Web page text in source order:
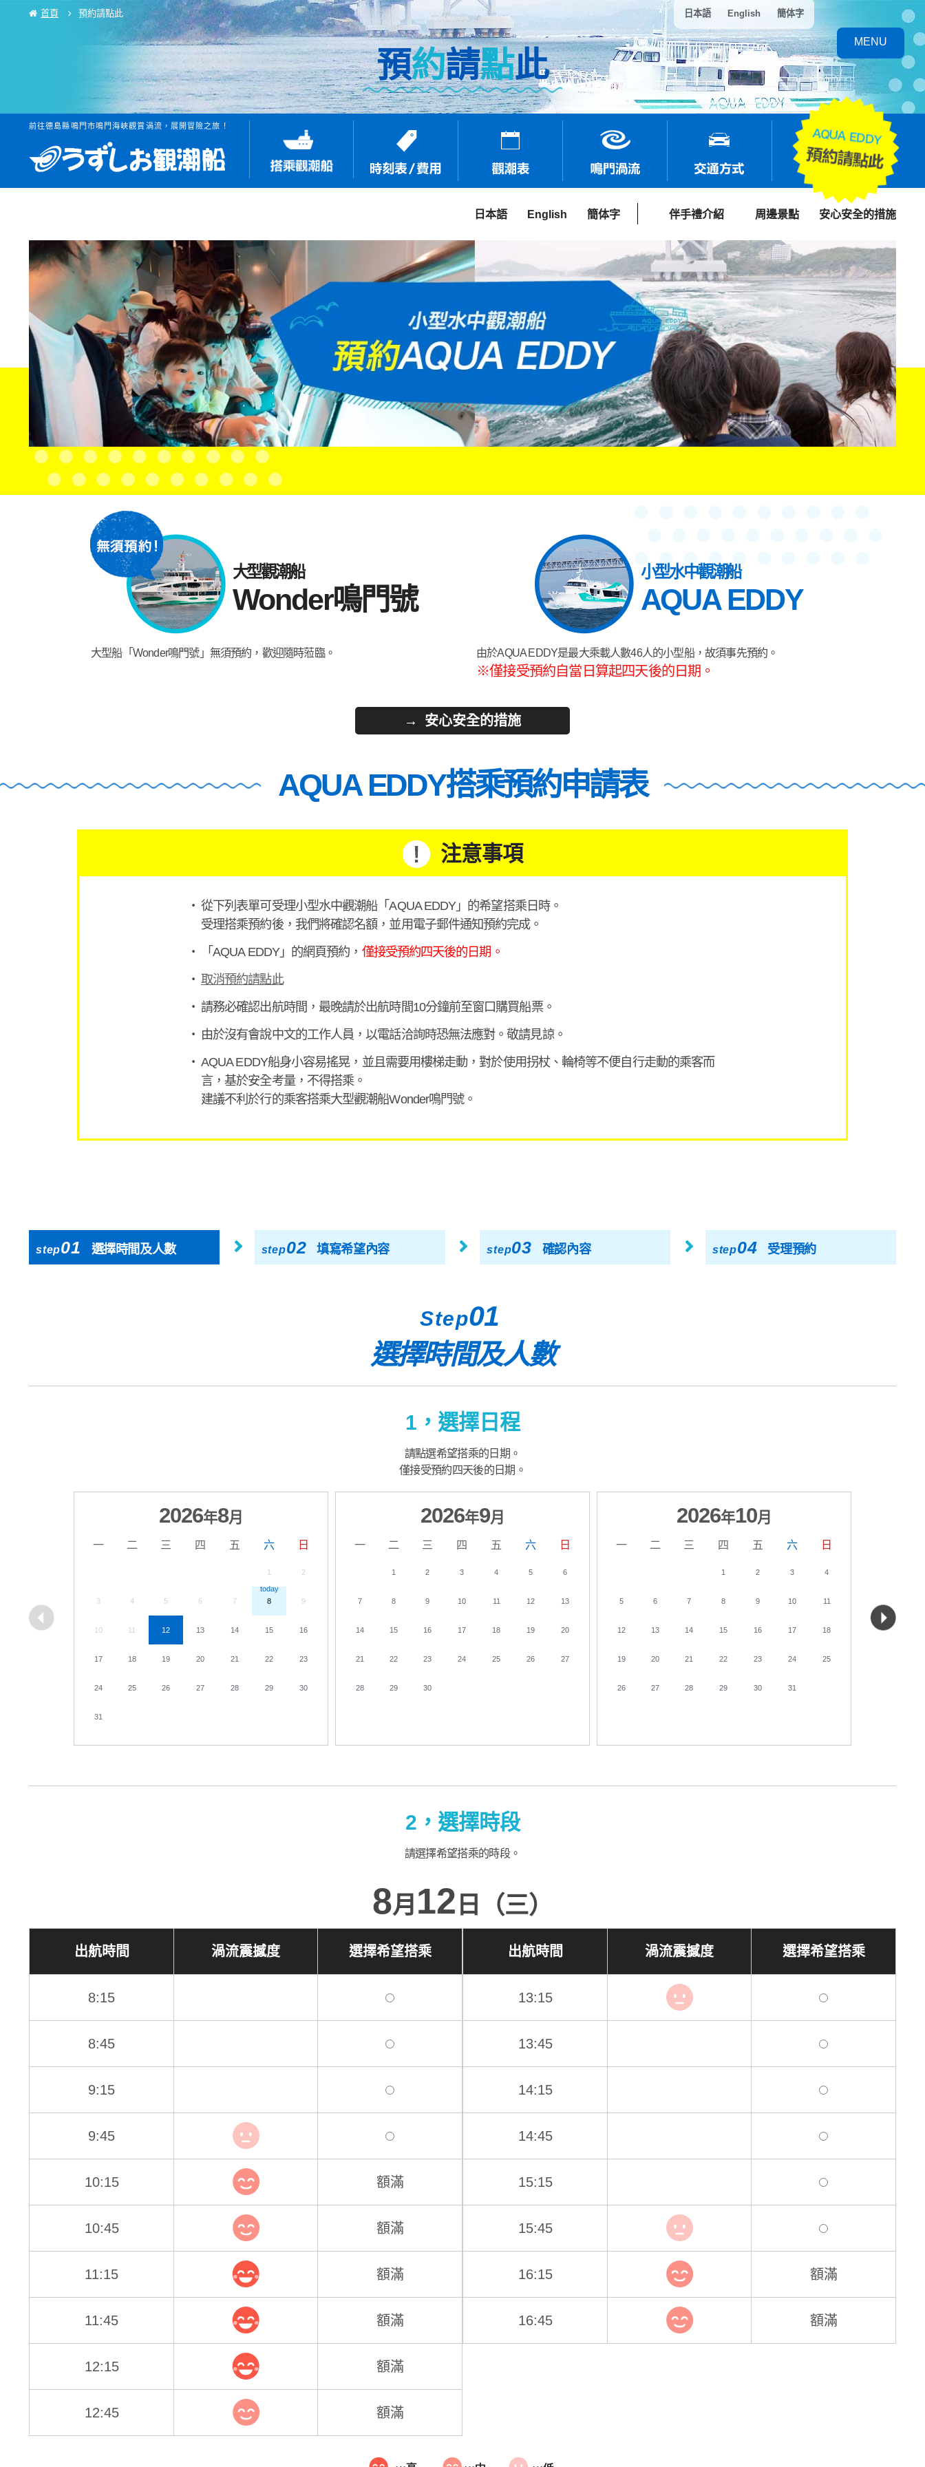
日本語 English 簡体字
前往德島縣鳴門市鳴門海峽觀賞渦流，展開冒險之旅！
日本語 English 簡体字 伴手禮介紹 周邊景點 安心安全的措施
MENU
首頁 預約請點此
預約請點此
大型觀潮船
Wonder鳴門號
大型船「Wonder鳴門號」無須預約，歡迎隨時蒞臨。
小型水中觀潮船
AQUA EDDY
由於AQUA EDDY是最大乘載人數46人的小型船，故須事先預約。
※僅接受預約自當日算起四天後的日期。
安心安全的措施
AQUA EDDY搭乘預約申請表
注意事項
從下列表單可受理小型水中觀潮船「AQUA EDDY」的希望搭乘日時。
受理搭乘預約後，我們將確認名額，並用電子郵件通知預約完成。
「AQUA EDDY」的網頁預約， 僅接受預約四天後的日期。
取消預約請點此
請務必確認出航時間，最晚請於出航時間10分鐘前至窗口購買船票。
由於沒有會說中文的工作人員，以電話洽詢時恐無法應對。敬請見諒。
AQUA EDDY船身小容易搖晃，並且需要用樓梯走動，對於使用拐杖、輪椅等不便自行走動的乘客而
言，基於安全考量，不得搭乘。
建議不利於行的乘客搭乘大型觀潮船Wonder鳴門號。
step01 選擇時間及人數 step02 填寫希望內容 step03 確認內容 step04 受理預約
Step01
選擇時間及人數
1，選擇日程
請點選希望搭乘的日期。
僅接受預約四天後的日期。
2026年8月
一 二 三 四 五 六 日
1 2
3 4 5 6 7 8 9
10 11 12 13 14 15 16
17 18 19 20 21 22 23
24 25 26 27 28 29 30
31
2026年9月
一 二 三 四 五 六 日
1 2 3 4 5 6
7 8 9 10 11 12 13
14 15 16 17 18 19 20
21 22 23 24 25 26 27
28 29 30
2026年10月
一 二 三 四 五 六 日
1 2 3 4
5 6 7 8 9 10 11
12 13 14 15 16 17 18
19 20 21 22 23 24 25
26 27 28 29 30 31
9
2，選擇時段
請選擇希望搭乘的時段。
8月 12 日（三）
出航時間 渦流震撼度 選擇希望搭乘
8:15
8:45
9:15
9:45
10:15 額滿
10:45 額滿
11:15 額滿
11:45 額滿
12:15 額滿
12:45 額滿
出航時間 渦流震撼度 選擇希望搭乘
13:15
13:45
14:15
14:45
15:15
15:45
16:15 額滿
16:45 額滿